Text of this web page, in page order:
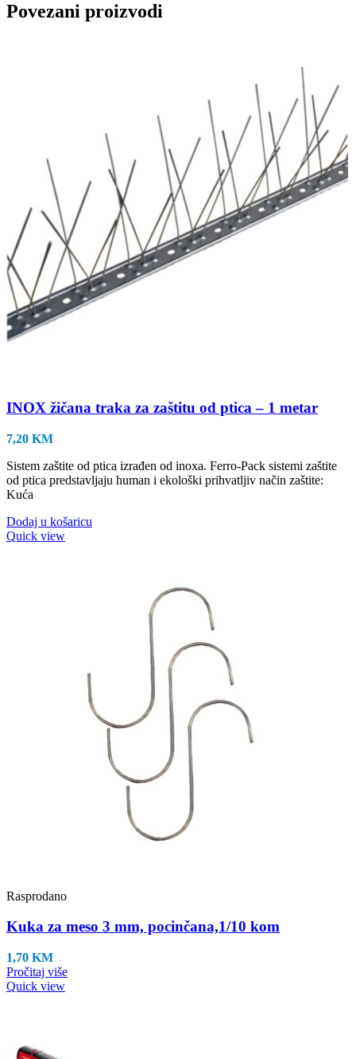
Povezani proizvodi
INOX žičana traka za zaštitu od ptica – 1 metar
7,20 KM
Sistem zaštite od ptica izrađen od inoxa. Ferro-Pack sistemi zaštite
od ptica predstavljaju human i ekološki prihvatljiv način zaštite:
Kuća
Dodaj u košaricu
Quick view
Rasprodano
Kuka za meso 3 mm, pocinčana,1/10 kom
1,70 KM
Pročitaj više
Quick view